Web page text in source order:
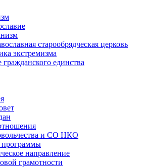
старообрядческая церковь
экстремизма
единства
и СО НКО
программы
направление
грамотности